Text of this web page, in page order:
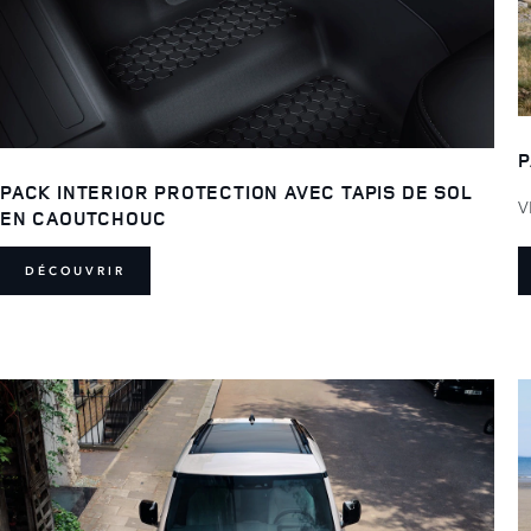
PACK INTERIOR PROTECTION AVEC TAPIS DE SOL
EN CAOUTCHOUC
DÉCOUVRIR